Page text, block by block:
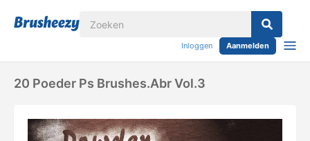
Inloggen Aanmelden
20 Poeder Ps Brushes.abr Vol.3